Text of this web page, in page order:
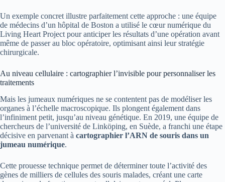
Un exemple concret illustre parfaitement cette approche : une équipe
de médecins d’un hôpital de Boston a utilisé le cœur numérique du
Living Heart Project pour anticiper les résultats d’une opération avant
même de passer au bloc opératoire, optimisant ainsi leur stratégie
chirurgicale.
Au niveau cellulaire : cartographier l’invisible pour personnaliser les
traitements
Mais les jumeaux numériques ne se contentent pas de modéliser les
organes à l’échelle macroscopique. Ils plongent également dans
l’infiniment petit, jusqu’au niveau génétique. En 2019, une équipe de
chercheurs de l’université de Linköping, en Suède, a franchi une étape
décisive en parvenant à cartographier l’ARN de souris dans un
jumeau numérique.
Cette prouesse technique permet de déterminer toute l’activité des
gènes de milliers de cellules des souris malades, créant une carte